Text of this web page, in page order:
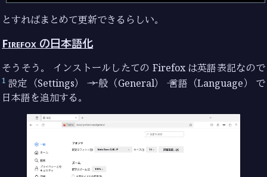
とすればまとめて更新できるらしい。
Firefox の日本語化
そうそう。 インストールしたての Firefox は英語表記なので
1 設定（Settings） → 一般（General） → 言語（Language） で
日本語を追加する。